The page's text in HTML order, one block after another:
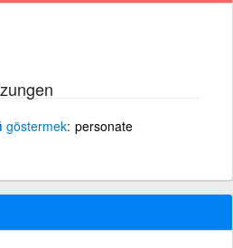
göstermek personate